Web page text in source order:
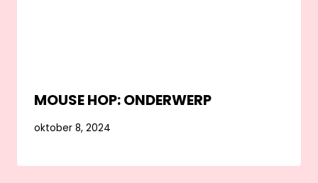
MOUSE HOP: ONDERWERP
oktober 8, 2024